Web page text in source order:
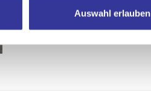
Auswahl erlauben